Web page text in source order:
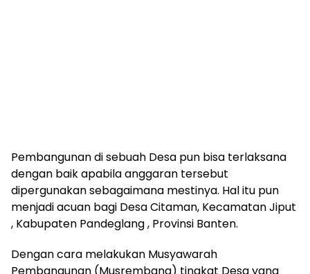
Pembangunan di sebuah Desa pun bisa terlaksana
dengan baik apabila anggaran tersebut
dipergunakan sebagaimana mestinya. Hal itu pun
menjadi acuan bagi Desa Citaman, Kecamatan Jiput
, Kabupaten Pandeglang , Provinsi Banten.
Dengan cara melakukan Musyawarah